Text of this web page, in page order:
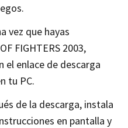
vez que hayas
FIGHTERS 2003,
el enlace de descarga
tu PC.
de la descarga, instala
en pantalla y